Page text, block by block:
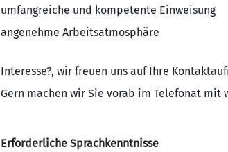
umfangreiche und kompetente Einweisung
angenehme Arbeitsatmosphäre
Interesse?, wir freuen uns auf Ihre
Gern machen wir Sie vorab im Telefonat
Erforderliche Sprachkenntnisse